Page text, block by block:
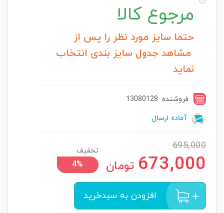
مرجوع کالا
حتما سایز مورد نظر را پس از
مشاهد جدول سایز بندی انتخاب
نماید
فروشنده: 13080128
آماده ارسال
695,000
673,000 تومان
تخفیف
4%
افزودن به سبدخرید